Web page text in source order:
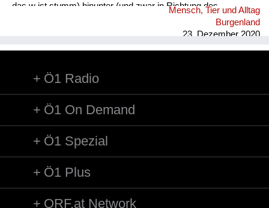
das w ist stumm) hinunter (und zwar in Richtung des
Sprechers): oana (kim oana - komm herunter, und zwar zu
mir) weg: dui (kais dui - wirf es weg) werfen: kai (nasaliertes
Mensch, Tier und Alltag
Burgenland
23. Dezember 2020
Ö1 Radio
Ö1 On Demand
Ö1 Spezial
Ö1 Plus
ORF.at Network